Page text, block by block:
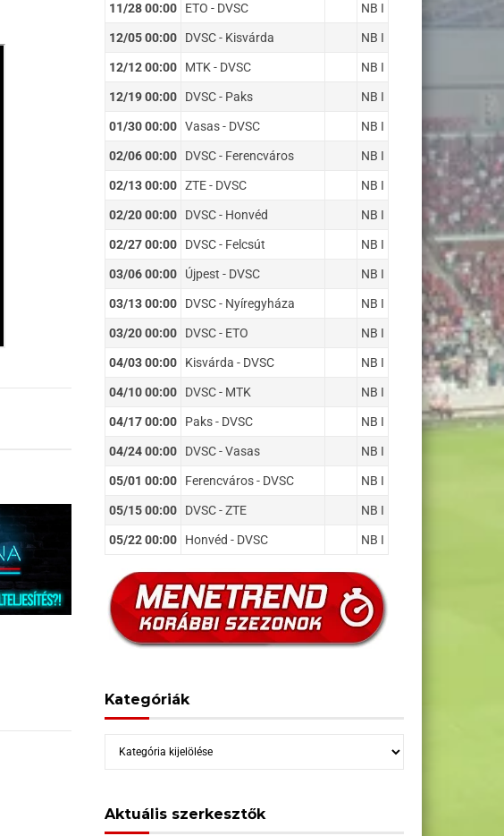
11/28 00:00 ETO - DVSC NB I
12/05 00:00 DVSC - Kisvárda NB I
12/12 00:00 MTK - DVSC NB I
12/19 00:00 DVSC - Paks NB I
01/30 00:00 Vasas - DVSC NB I
02/06 00:00 DVSC - Ferencváros NB I
02/13 00:00 ZTE - DVSC NB I
02/20 00:00 DVSC - Honvéd NB I
02/27 00:00 DVSC - Felcsút NB I
03/06 00:00 Újpest - DVSC NB I
03/13 00:00 DVSC - Nyíregyháza NB I
03/20 00:00 DVSC - ETO NB I
04/03 00:00 Kisvárda - DVSC NB I
04/10 00:00 DVSC - MTK NB I
04/17 00:00 Paks - DVSC NB I
04/24 00:00 DVSC - Vasas NB I
05/01 00:00 Ferencváros - DVSC NB I
05/15 00:00 DVSC - ZTE NB I
05/22 00:00 Honvéd - DVSC NB I
Kategóriák
Kategóriák
Aktuális szerkesztők